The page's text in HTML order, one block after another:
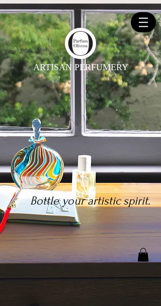
ARTISAN PERFUMERY
Bottle your artistic spirit.